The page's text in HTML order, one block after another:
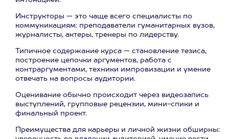
Инструкторы — это чаще всего специалисты по
коммуникациям: преподаватели гуманитарных вузов,
журналисты, актеры, тренеры по лидерству.
Типичное содержание курса — становление тезиса,
построение цепочки аргументов, работа с
контраргументами, техники импровизации и умение
отвечать на вопросы аудитории.
Оценивание обычно происходит через видеозапись
выступлений, групповые рецензии, мини-спики и
финальный проект.
Преимущества для карьеры и личной жизни обширны: